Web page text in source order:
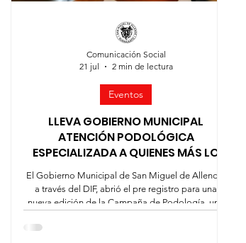
LLEVA GOBIERNO MUNICIPAL
ATENCIÓN PODOLÓGICA
ESPECIALIZADA A QUIENES MÁS LO
NECESITAN
El Gobierno Municipal de San Miguel de Allende,
a través del DIF, abrió el pre registro para una
nueva edición de la Campaña de Podología, una
la salud y la calidad de vida de niñas, niños,
Eventos
Comunicación Social
21 jul
2 min de lectura